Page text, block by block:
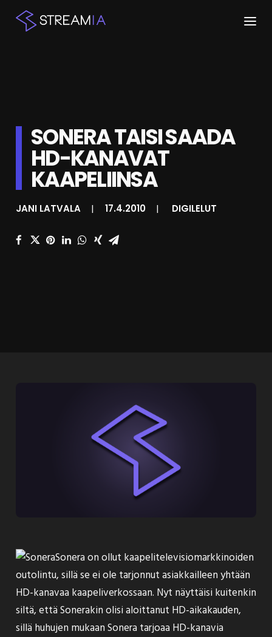
KESKUSTELU
SHOP
SONERA TAISI SAADA
HD-KANAVAT
KAAPELIINSA
JANI LATVALA | 17.4.2010 | DIGILELUT
Sonera on ollut kaapelitelevisiomarkkinoiden
outolintu, sillä se ei ole tarjonnut asiakkailleen yhtään
HD-kanavaa kaapeliverkossaan. Nyt näyttäisi kuitenkin
siltä, että Sonerakin olisi aloittanut HD-aikakauden,
sillä huhujen mukaanSonera tarjoaa HD-kanavia